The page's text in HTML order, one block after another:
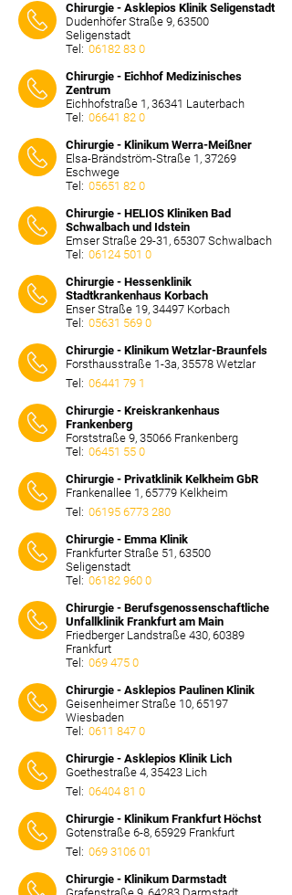
Chirurgie - Asklepios Klinik Seligenstadt
Dudenhöfer Straße 9, 63500
Seligenstadt
Tel: 06182 83 0
Chirurgie - Eichhof Medizinisches
Zentrum
Eichhofstraße 1, 36341 Lauterbach
Tel: 06641 82 0
Chirurgie - Klinikum Werra-Meißner
Elsa-Brändström-Straße 1, 37269
Eschwege
Tel: 05651 82 0
Chirurgie - HELIOS Kliniken Bad
Schwalbach und Idstein
Emser Straße 29-31, 65307 Schwalbach
Tel: 06124 501 0
Chirurgie - Hessenklinik
Stadtkrankenhaus Korbach
Enser Straße 19, 34497 Korbach
Tel: 05631 569 0
Chirurgie - Klinikum Wetzlar-Braunfels
Forsthausstraße 1-3a, 35578 Wetzlar
Tel: 06441 79 1
Chirurgie - Kreiskrankenhaus
Frankenberg
Forststraße 9, 35066 Frankenberg
Tel: 06451 55 0
Chirurgie - Privatklinik Kelkheim GbR
Frankenallee 1, 65779 Kelkheim
Tel: 06195 6773 280
Chirurgie - Emma Klinik
Frankfurter Straße 51, 63500
Seligenstadt
Tel: 06182 960 0
Chirurgie - Berufsgenossenschaftliche
Unfallklinik Frankfurt am Main
Friedberger Landstraße 430, 60389
Frankfurt
Tel: 069 475 0
Chirurgie - Asklepios Paulinen Klinik
Geisenheimer Straße 10, 65197
Wiesbaden
Tel: 0611 847 0
Chirurgie - Asklepios Klinik Lich
Goethestraße 4, 35423 Lich
Tel: 06404 81 0
Chirurgie - Klinikum Frankfurt Höchst
Gotenstraße 6-8, 65929 Frankfurt
Tel: 069 3106 01
Chirurgie - Klinikum Darmstadt